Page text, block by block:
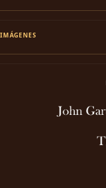
IMÁGENES